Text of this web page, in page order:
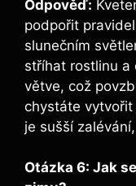
Odpověď:
podpořit
slunečním
stříhat rostlinu a
větve, což
chystáte vytvořit
je sušší
Otázka 6: Jak